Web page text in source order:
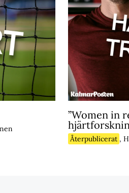
”Women in
Återpublicerat ,